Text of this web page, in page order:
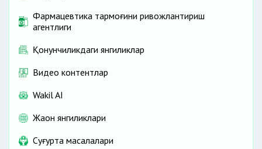
Фармацевтика тармоғини ривожлантириш
агентлиги
Қонунчиликдаги янгиликлар
Видео контентлар
Wakil AI
Жаҳон янгиликлари
Cуғурта масалалари